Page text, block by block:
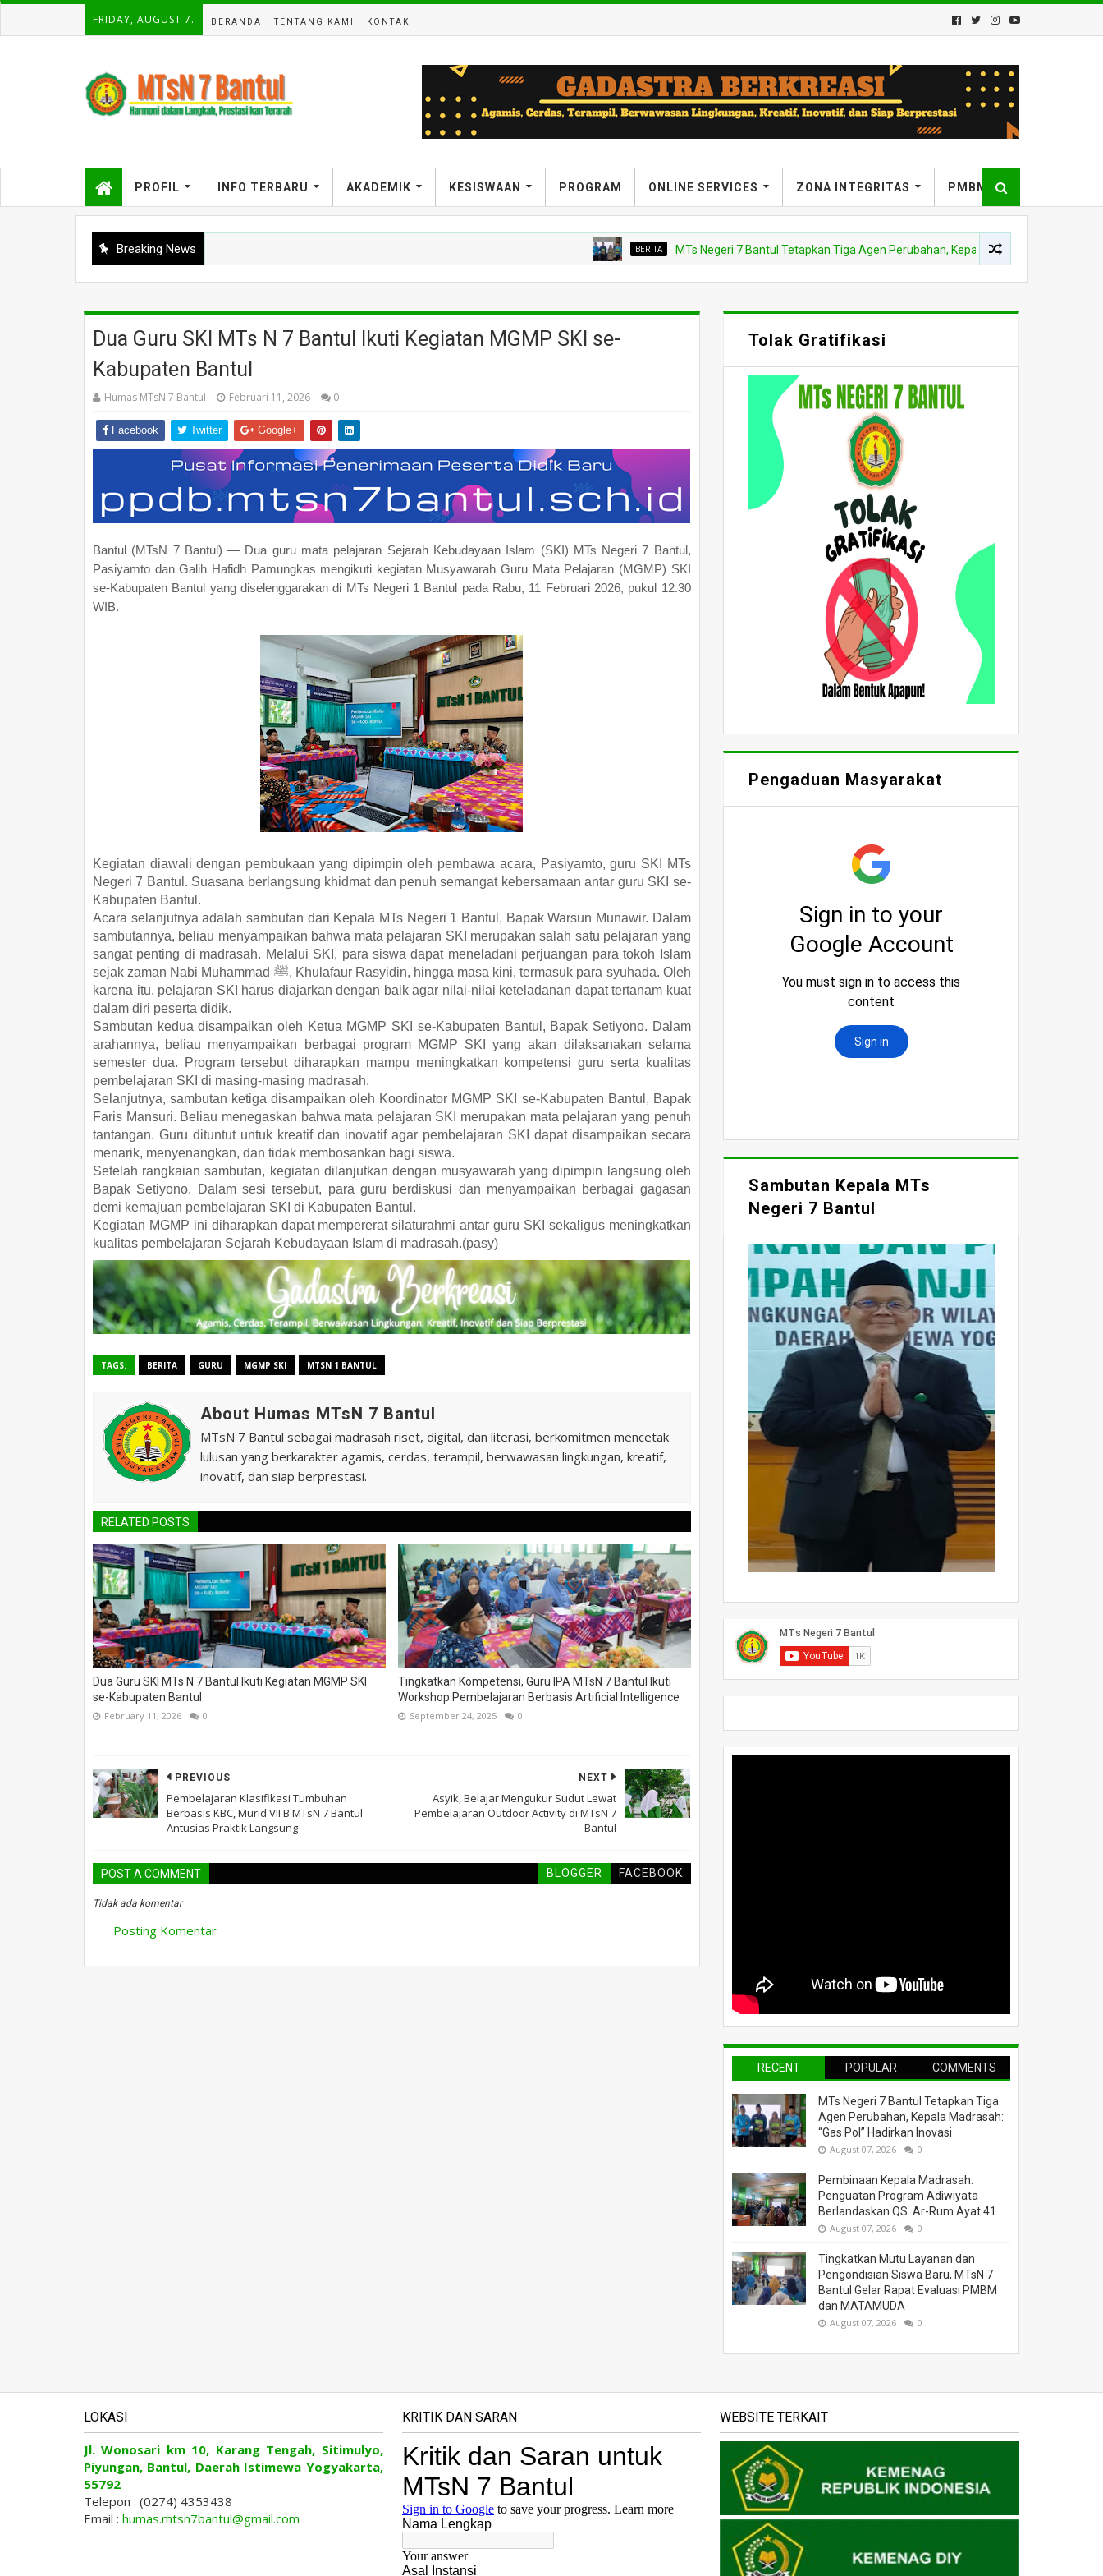
FRIDAY, AUGUST 7. BERANDA TENTANG KAMI KONTAK
PROFIL INFO TERBARU AKADEMIK KESISWAAN PROGRAM ONLINE SERVICES ZONA INTEGRITAS PMBM
Breaking News BERITA MTs Negeri 7 Bantul Tetapkan Tiga Agen Perubahan, Kepala Madrasah: “Gas Pol”
Gelar Sosialisasi Adiwiyata untuk Seluruh Siswa
Dua Guru SKI MTs N 7 Bantul Ikuti Kegiatan MGMP SKI se-
Kabupaten Bantul
Humas MTsN 7 Bantul Februari 11, 2026 0
Facebook Twitter Google+
Bantul (MTsN 7 Bantul) — Dua guru mata pelajaran Sejarah Kebudayaan Islam (SKI) MTs Negeri 7 Bantul,
Pasiyamto dan Galih Hafidh Pamungkas mengikuti kegiatan Musyawarah Guru Mata Pelajaran (MGMP) SKI
se-Kabupaten Bantul yang diselenggarakan di MTs Negeri 1 Bantul pada Rabu, 11 Februari 2026, pukul 12.30
WIB.
Kegiatan diawali dengan pembukaan yang dipimpin oleh pembawa acara, Pasiyamto, guru SKI MTs
Negeri 7 Bantul. Suasana berlangsung khidmat dan penuh semangat kebersamaan antar guru SKI se-
Kabupaten Bantul.
Acara selanjutnya adalah sambutan dari Kepala MTs Negeri 1 Bantul, Bapak Warsun Munawir. Dalam
sambutannya, beliau menyampaikan bahwa mata pelajaran SKI merupakan salah satu pelajaran yang
sangat penting di madrasah. Melalui SKI, para siswa dapat meneladani perjuangan para tokoh Islam
sejak zaman Nabi Muhammad ﷺ, Khulafaur Rasyidin, hingga masa kini, termasuk para syuhada. Oleh
karena itu, pelajaran SKI harus diajarkan dengan baik agar nilai-nilai keteladanan dapat tertanam kuat
dalam diri peserta didik.
Sambutan kedua disampaikan oleh Ketua MGMP SKI se-Kabupaten Bantul, Bapak Setiyono. Dalam
arahannya, beliau menyampaikan berbagai program MGMP SKI yang akan dilaksanakan selama
semester dua. Program tersebut diharapkan mampu meningkatkan kompetensi guru serta kualitas
pembelajaran SKI di masing-masing madrasah.
Selanjutnya, sambutan ketiga disampaikan oleh Koordinator MGMP SKI se-Kabupaten Bantul, Bapak
Faris Mansuri. Beliau menegaskan bahwa mata pelajaran SKI merupakan mata pelajaran yang penuh
tantangan. Guru dituntut untuk kreatif dan inovatif agar pembelajaran SKI dapat disampaikan secara
menarik, menyenangkan, dan tidak membosankan bagi siswa.
Setelah rangkaian sambutan, kegiatan dilanjutkan dengan musyawarah yang dipimpin langsung oleh
Bapak Setiyono. Dalam sesi tersebut, para guru berdiskusi dan menyampaikan berbagai gagasan
demi kemajuan pembelajaran SKI di Kabupaten Bantul.
Kegiatan MGMP ini diharapkan dapat mempererat silaturahmi antar guru SKI sekaligus meningkatkan
kualitas pembelajaran Sejarah Kebudayaan Islam di madrasah.(pasy)
TAGS: BERITA GURU MGMP SKI MTSN 1 BANTUL
About Humas MTsN 7 Bantul
MTsN 7 Bantul sebagai madrasah riset, digital, dan literasi, berkomitmen mencetak
lulusan yang berkarakter agamis, cerdas, terampil, berwawasan lingkungan, kreatif,
inovatif, dan siap berprestasi.
RELATED POSTS
Dua Guru SKI MTs N 7 Bantul Ikuti Kegiatan MGMP SKI
se-Kabupaten Bantul
February 11, 2026 0
Tingkatkan Kompetensi, Guru IPA MTsN 7 Bantul Ikuti
Workshop Pembelajaran Berbasis Artificial Intelligence
September 24, 2025 0
NEXT
Asyik, Belajar Mengukur Sudut Lewat
Pembelajaran Outdoor Activity di MTsN 7
Bantul
PREVIOUS
Pembelajaran Klasifikasi Tumbuhan
Berbasis KBC, Murid VII B MTsN 7 Bantul
Antusias Praktik Langsung
POST A COMMENT BLOGGER FACEBOOK
Tidak ada komentar
Posting Komentar
Tolak Gratifikasi
Pengaduan Masyarakat
Sambutan Kepala MTs
Negeri 7 Bantul
RECENT POPULAR COMMENTS
MTs Negeri 7 Bantul Tetapkan Tiga
Agen Perubahan, Kepala Madrasah:
“Gas Pol” Hadirkan Inovasi
August 07, 2026 0
Pembinaan Kepala Madrasah:
Penguatan Program Adiwiyata
Berlandaskan QS. Ar-Rum Ayat 41
August 07, 2026 0
Tingkatkan Mutu Layanan dan
Pengondisian Siswa Baru, MTsN 7
Bantul Gelar Rapat Evaluasi PMBM
dan MATAMUDA
August 07, 2026 0
LOKASI
Jl. Wonosari km 10, Karang Tengah, Sitimulyo,
Piyungan, Bantul, Daerah Istimewa Yogyakarta,
55792
Telepon : (0274) 4353438
Email : humas.mtsn7bantul@gmail.com
KRITIK DAN SARAN WEBSITE TERKAIT